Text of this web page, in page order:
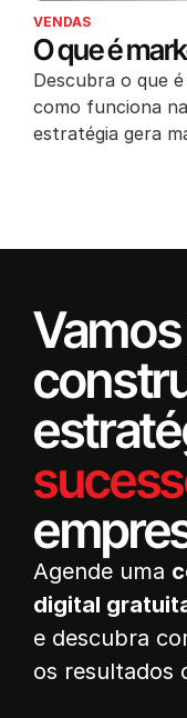
VENDAS
O que é
Descubra o que
como funciona
estratégia gera
Agende uma
digital
e descubra
os resultados